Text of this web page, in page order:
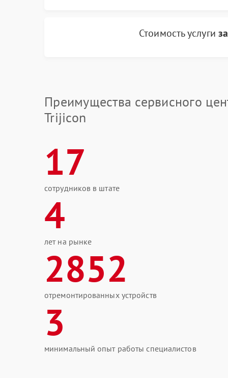
Стоимость услуги
Преимущества сервисного
Trijicon
17
сотрудников в штате
4
лет на рынке
2852
отремонтированных устройств
3
минимальный опыт работы специалистов